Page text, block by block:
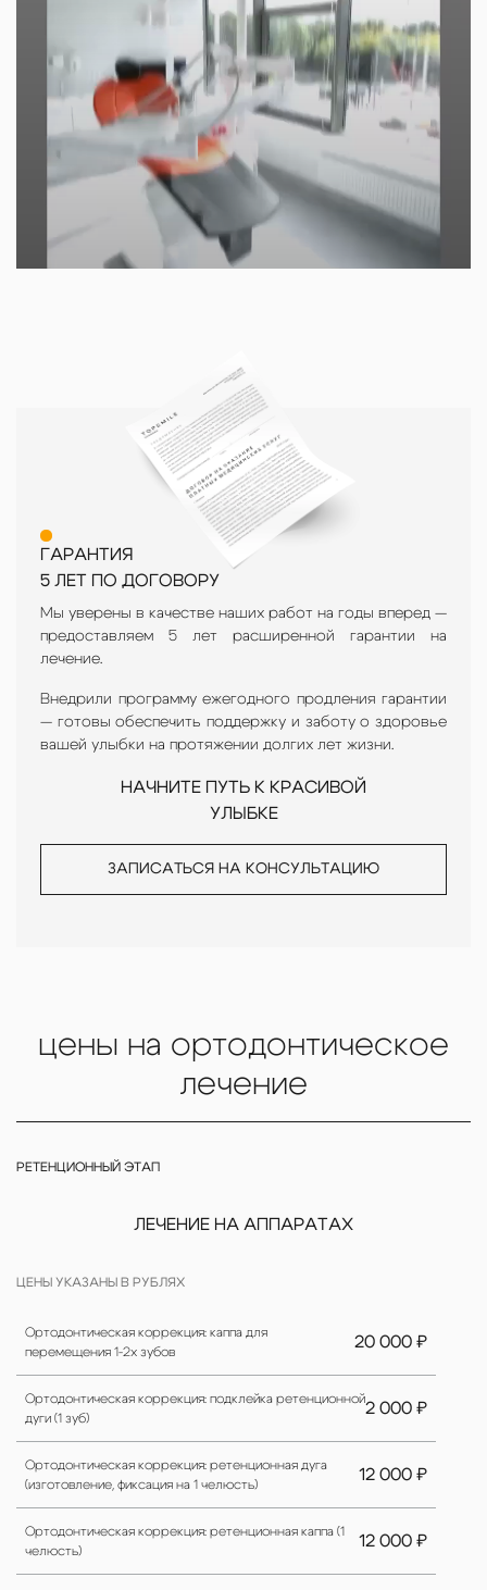
ГАРАНТИЯ
5 ЛЕТ ПО ДОГОВОРУ
Мы уверены в качестве наших работ на годы вперед —
предоставляем 5 лет расширенной гарантии на
лечение.
Внедрили программу ежегодного продления гарантии
— готовы обеспечить поддержку и заботу о здоровье
вашей улыбки на протяжении долгих лет жизни.
НАЧНИТЕ ПУТЬ К КРАСИВОЙ
УЛЫБКЕ
ЗАПИСАТЬСЯ НА КОНСУЛЬТАЦИЮ
цены на ортодонтическое
лечение
РЕТЕНЦИОННЫЙ ЭТАП
ЛЕЧЕНИЕ НА АППАРАТАХ
ЦЕНЫ УКАЗАНЫ В РУБЛЯХ
Ортодонтическая коррекция: каппа для
перемещения 1-2х зубов
20 000 ₽
Ортодонтическая коррекция: подклейка ретенционной
дуги (1 зуб)
2 000 ₽
Ортодонтическая коррекция: ретенционная дуга
(изготовление, фиксация на 1 челюсть)
12 000 ₽
Ортодонтическая коррекция: ретенционная каппа (1
челюсть)
12 000 ₽